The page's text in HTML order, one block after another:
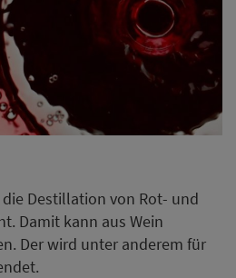
die Destillation von Rot- und
Damit kann aus Wein
Der wird unter anderem für